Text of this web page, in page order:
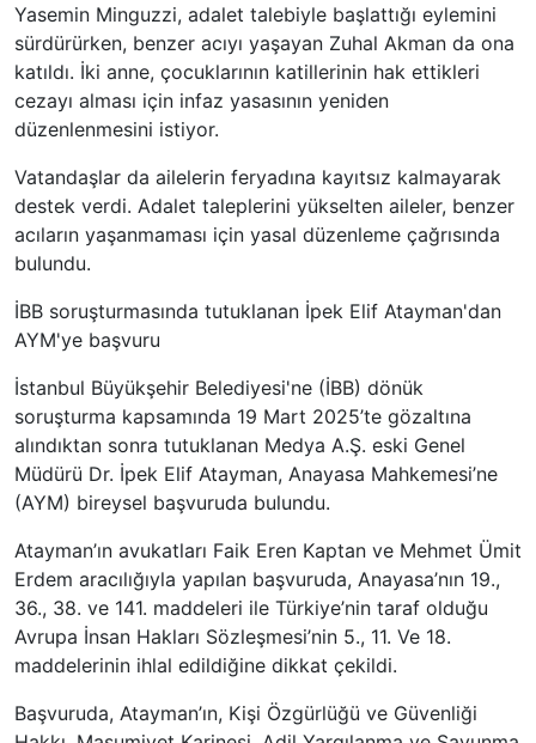
Yasemin Minguzzi, adalet talebiyle başlattığı eylemini
sürdürürken, benzer acıyı yaşayan Zuhal Akman da ona
katıldı. İki anne, çocuklarının katillerinin hak ettikleri
cezayı alması için infaz yasasının yeniden
düzenlenmesini istiyor.
Vatandaşlar da ailelerin feryadına kayıtsız kalmayarak
destek verdi. Adalet taleplerini yükselten aileler, benzer
acıların yaşanmaması için yasal düzenleme çağrısında
bulundu.
İBB soruşturmasında tutuklanan İpek Elif Atayman'dan
AYM'ye başvuru
İstanbul Büyükşehir Belediyesi'ne (İBB) dönük
soruşturma kapsamında 19 Mart 2025’te gözaltına
alındıktan sonra tutuklanan Medya A.Ş. eski Genel
Müdürü Dr. İpek Elif Atayman, Anayasa Mahkemesi’ne
(AYM) bireysel başvuruda bulundu.
Atayman’ın avukatları Faik Eren Kaptan ve Mehmet Ümit
Erdem aracılığıyla yapılan başvuruda, Anayasa’nın 19.,
36., 38. ve 141. maddeleri ile Türkiye’nin taraf olduğu
Avrupa İnsan Hakları Sözleşmesi’nin 5., 11. Ve 18.
maddelerinin ihlal edildiğine dikkat çekildi.
Başvuruda, Atayman’ın, Kişi Özgürlüğü ve Güvenliği